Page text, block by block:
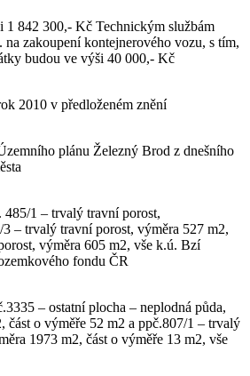
842 300,- Kč Technickým službám
na zakoupení kontejnerového vozu, s tím,
budou ve výši 40 000,- Kč
2010 v předloženém znění
plánu Železný Brod z dnešního
1 – trvalý travní porost,
– trvalý travní porost, výměra 527 m2,
výměra 605 m2, vše k.ú. Bzí
fondu ČR
– ostatní plocha – neplodná půda,
část o výměře 52 m2 a ppč.807/1 – trvalý
1973 m2, část o výměře 13 m2, vše